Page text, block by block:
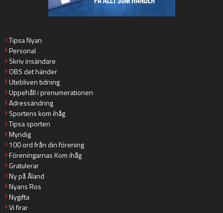
Tipsa Nyan
Personal
Skriv insändare
OBS det händer
Utebliven tidning
Uppehåll i prenumerationen
Adressändring
Sportens kom ihåg
Tipsa sporten
Myndig
100 ord från din förening
Föreningarnas Kom ihåg
Gratulerar
Ny på Åland
Nyans Ros
Nygifta
Vi firar